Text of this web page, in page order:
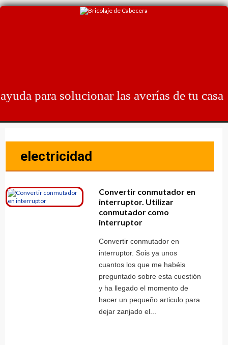
Skip
para solucionar las averías de tu casa
electricidad
Convertir conmutador en
interruptor. Utilizar
conmutador como
interruptor
Convertir conmutador en
interruptor. Sois ya unos
cuantos los que me habéis
preguntado sobre esta cuestión
y ha llegado el momento de
hacer un pequeño articulo para
dejar zanjado el...